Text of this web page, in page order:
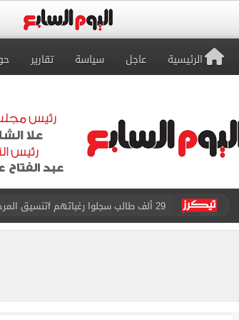
الرئيسية عاجل سياسة تقارير
حفلات U Arena تنطلق مع الهضبة عمرو دياب ضمن «يلا ساحل 2026» بالعلمين الجديدة